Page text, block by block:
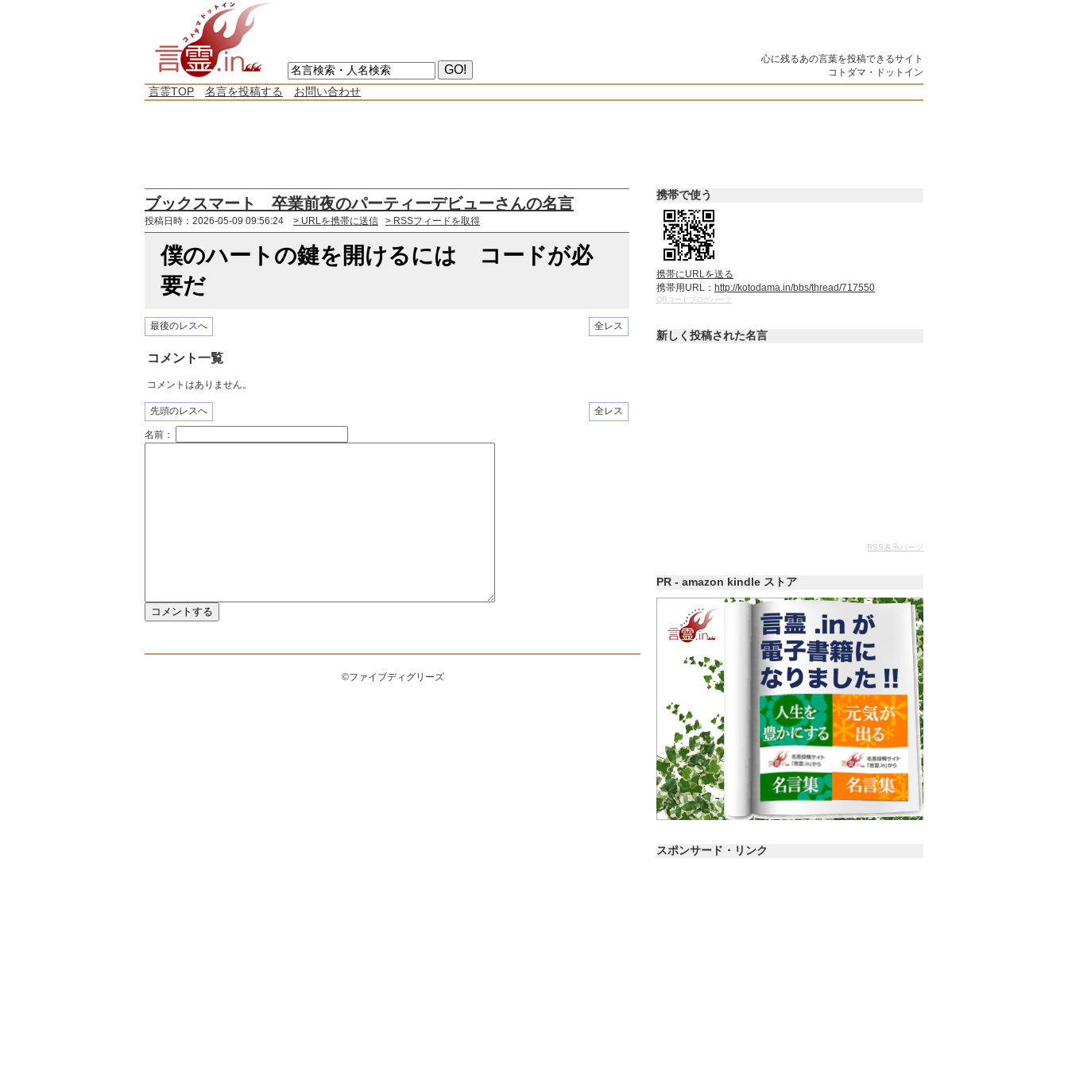
心に残るあの言葉を投稿できるサイト
コトダマ・ドットイン
言霊TOP 名言を投稿する お問い合わせ
ブックスマート 卒業前夜のパーティーデビューさんの名言
投稿日時：2026-05-09 09:56:24 > URLを携帯に送信 > RSSフィードを取得
僕のハートの鍵を開けるには コードが必
要だ
最後のレスへ 全レス
コメント一覧
コメントはありません。
先頭のレスへ 全レス
名前：
©ファイブディグリーズ
携帯で使う
携帯にURLを送る
携帯用URL： http://kotodama.in/bbs/thread/717550
QRコードブログパーツ
新しく投稿された名言
RSS表示パーツ
PR - amazon kindle ストア
スポンサード・リンク